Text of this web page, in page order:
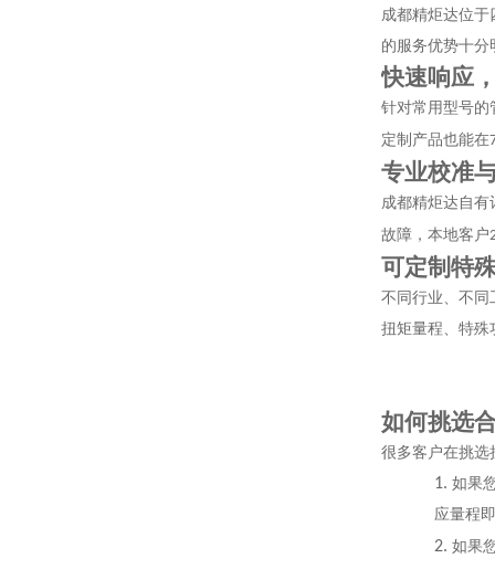
成都精炬达位
的服务优势十分
快速响应
针对常用型号的
定制产品也能在
专业校准
成都精炬达自
故障，本地客户
可定制特
不同行业、不同
扭矩量程、特殊
如何挑选
很多客户在挑选
1. 如果
应量程
2. 如果